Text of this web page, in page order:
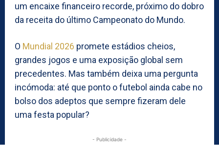
um encaixe financeiro recorde, próximo do dobro
da receita do último Campeonato do Mundo.
O Mundial 2026 promete estádios cheios,
grandes jogos e uma exposição global sem
precedentes. Mas também deixa uma pergunta
incómoda: até que ponto o futebol ainda cabe no
bolso dos adeptos que sempre fizeram dele
uma festa popular?
- Publicidade -